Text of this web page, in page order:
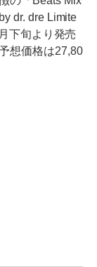
dr. dre Limite
下旬より発売
想価格は27,80